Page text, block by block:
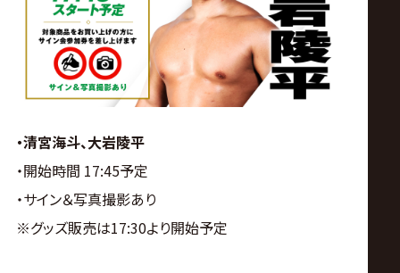
・清宮海斗、大岩陵平
・開始時間 17:45予定
・サイン＆写真撮影あり
※グッズ販売は17:30より開始予定